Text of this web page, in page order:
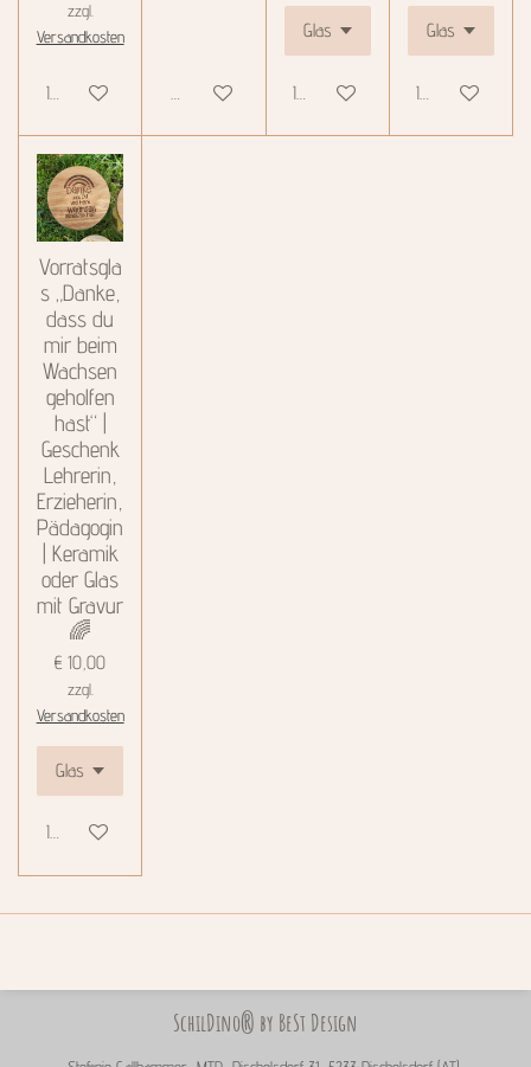
zzgl.
Versandkosten
In den Warenkorb Details anzeigen In den Warenkorb In den
Vorratsgla
s „Danke,
dass du
mir beim
Wachsen
geholfen
hast“ |
Geschenk
Lehrerin,
Erzieherin,
Pädagogin
| Keramik
oder Glas
mit Gravur
🌈
€ 10,00
zzgl.
Versandkosten
In den Warenkorb
SchilDino® by BeSt Design